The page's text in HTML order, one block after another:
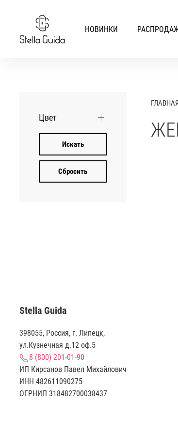
НОВИНКИ
Цвет
Stella Guida
398055, Россия, г. Липецк,
ул.Кузнечная д.12 оф.5
8 (800) 201-01-90
ИП Кирсанов Павел Михайлович
ИНН 482611090275
ОГРНИП 318482700038437